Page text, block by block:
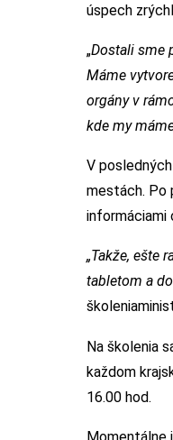
úspech
„Dostali sme
Máme
orgány v
kde my
V
mestách. Po
informáciami
„Takže, ešte
tabletom a
Na školenia
každom
16.00 hod.
Momentálne